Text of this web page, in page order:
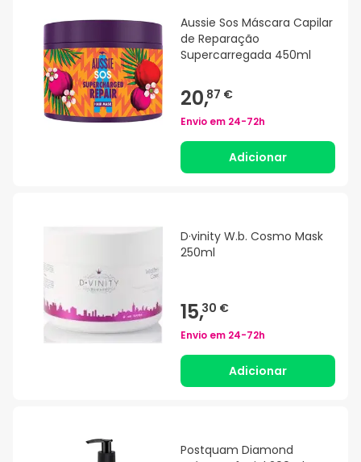
Aussie Sos Máscara Capilar
de Reparação
Supercarregada 450ml
20,87 €
Envio em 24-72h
Adicionar
D·vinity W.b. Cosmo Mask
250ml
15,30 €
Envio em 24-72h
Adicionar
Postquam Diamond